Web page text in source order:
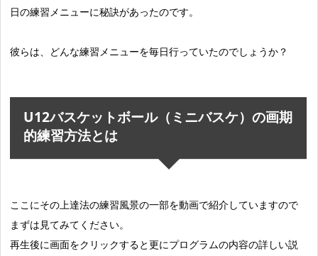
日の練習メニューに秘訣があったのです。
彼らは、どんな練習メニューを毎日行っていたのでしょうか？
U12バスケットボール（ミニバスケ）の画期
的練習方法とは
ここにその上達法の練習風景の一部を動画で紹介していますので
まずは見てみてください。
再生後に画面をクリックすると更にプログラムの内容の詳しい説